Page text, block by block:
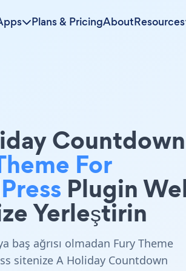
Plans & PricingAboutResources
Countdown
For
Plugin
Yerleştirin
baş ağrısı olmadan Fury Theme
sitenize A Holiday Countdown